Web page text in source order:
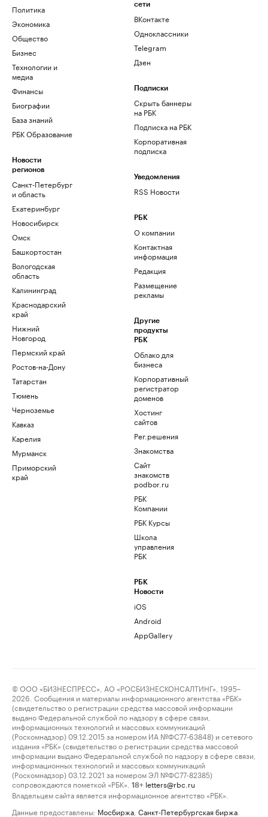
Политика
Экономика
Общество
Бизнес
Технологии и
медиа
Финансы
Биографии
База знаний
РБК Образование
Новости
регионов
Санкт-Петербург
и область
Екатеринбург
Новосибирск
Омск
Башкортостан
Вологодская
область
Калининград
Краснодарский
край
Нижний
Новгород
Пермский край
Ростов-на-Дону
Татарстан
Тюмень
Черноземье
Кавказ
Карелия
Мурманск
Приморский
край
сети
ВКонтакте
Одноклассники
Telegram
Дзен
Подписки
Скрыть баннеры
на РБК
Подписка на РБК
Корпоративная
подписка
Уведомления
RSS Новости
РБК
О компании
Контактная
информация
Редакция
Размещение
рекламы
Другие
продукты
РБК
Облако для
бизнеса
Корпоративный
регистратор
доменов
Хостинг
сайтов
Рег.решения
Знакомства
Сайт
знакомств
podbor.ru
РБК
Компании
РБК Курсы
Школа
управления
РБК
РБК
Новости
iOS
Android
AppGallery
© ООО «БИЗНЕСПРЕСС», АО «РОСБИЗНЕСКОНСАЛТИНГ», 1995–
2026. Сообщения и материалы информационного агентства «РБК»
(свидетельство о регистрации средства массовой информации
выдано Федеральной службой по надзору в сфере связи,
информационных технологий и массовых коммуникаций
(Роскомнадзор) 09.12.2015 за номером ИА №ФС77-63848) и сетевого
издания «РБК» (свидетельство о регистрации средства массовой
информации выдано Федеральной службой по надзору в сфере связи,
информационных технологий и массовых коммуникаций
(Роскомнадзор) 03.12.2021 за номером ЭЛ №ФС77-82385)
сопровождаются пометкой «РБК».
18+ letters@rbc.ru
Владельцем сайта является информационное агентство «РБК».
Данные предоставлены: Мосбиржа Санкт-Петербургская биржа